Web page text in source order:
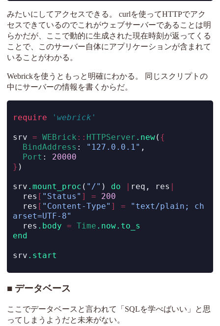
みたいにしてアクセスできる。 curlを使ってHTTPでアク
セスできているのでこれがウェブサーバーであることは明
らかだが、ここで動的に生成された現在時刻が返ってくる
ことで、このサーバー自体にアプリケーションが含まれて
いることがわかる。
Webrickを使うともっと明確にわかる。 同じスクリプトの
中にサーバーの情報を書くからだ。
require 'webrick'
srv = WEBrick :: HTTPServer .new( {
BindAddress : "127.0.0.1" ,
Port : 20000
} )
srv .mount_proc ( "/" ) do | req, res |
  res
[ "Status" ] =
200
  res
[ "Content-Type" ] =
"text/plain; ch
arset=UTF-8"
  res
.body = Time .now.to_s
end
srv .start
データベース
ここでデータベースと言われて「SQLを学べばいい」と思
ってしまうようだと未来がない。